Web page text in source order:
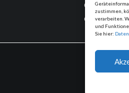
zustimmen,
verarbeiten.
und
Sie hier:
Oder:
quatscht er